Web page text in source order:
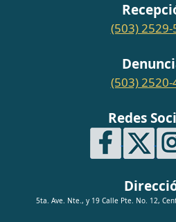
(503)
(503) 2520-
Redes
5ta. Ave. Nte., y 19 Calle Pte. No. 12,